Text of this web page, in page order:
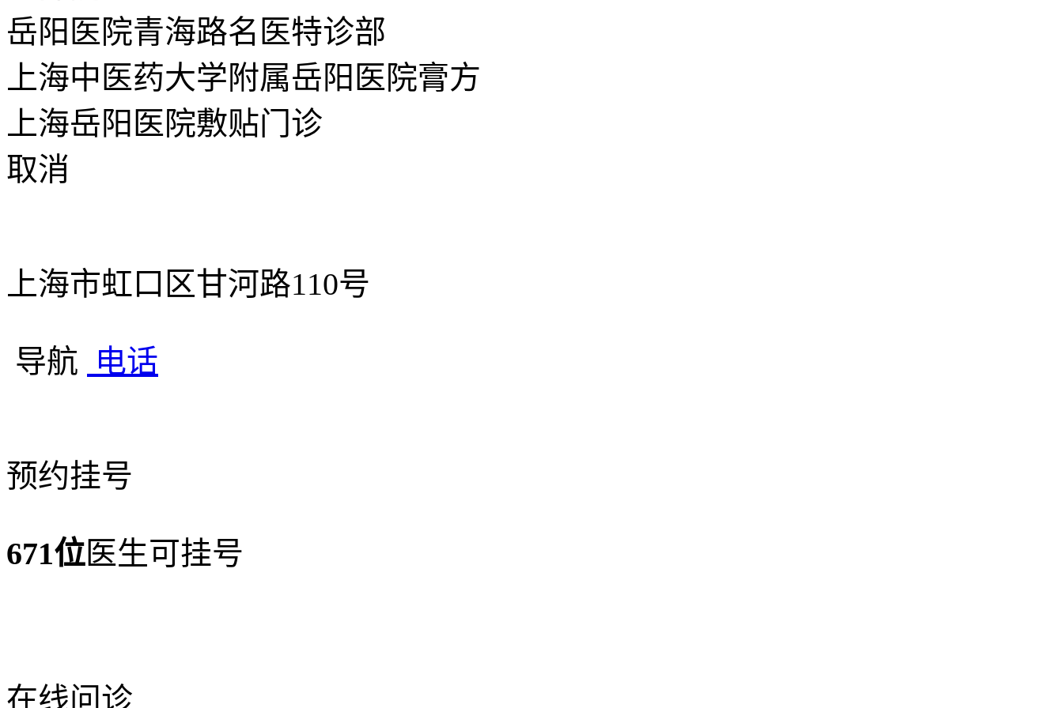
岳阳医院青海路名医特诊部
上海中医药大学附属岳阳医院膏方
上海岳阳医院敷贴门诊
取消
上海市虹口区甘河路110号
导航 电话
预约挂号
671位医生可挂号
在线问诊